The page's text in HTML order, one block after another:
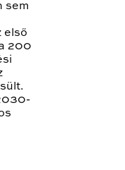
sem
első
200